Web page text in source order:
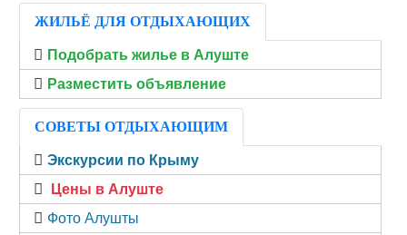
ЖИЛЬЁ ДЛЯ ОТДЫХАЮЩИХ
Подобрать жилье в Алуште
Разместить объявление
СОВЕТЫ ОТДЫХАЮЩИМ
Экскурсии по Крыму
Цены в Алуште
Фото Алушты